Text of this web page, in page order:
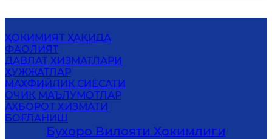
ҲОКИМИЯТ ҲАҚИДА
ФАОЛИЯТ
ДАВЛАТ ХИЗМАТЛАРИ
ҲУЖЖАТЛАР
МАХФИЙЛИК СИЁСАТИ
ОЧИҚ МАЪЛУМОТЛАР
АХБОРОТ ХИЗМАТИ
БОҒЛАНИШ
Бухоро Вилояти Ҳокимлиги